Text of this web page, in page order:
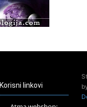
Korisni linkovi